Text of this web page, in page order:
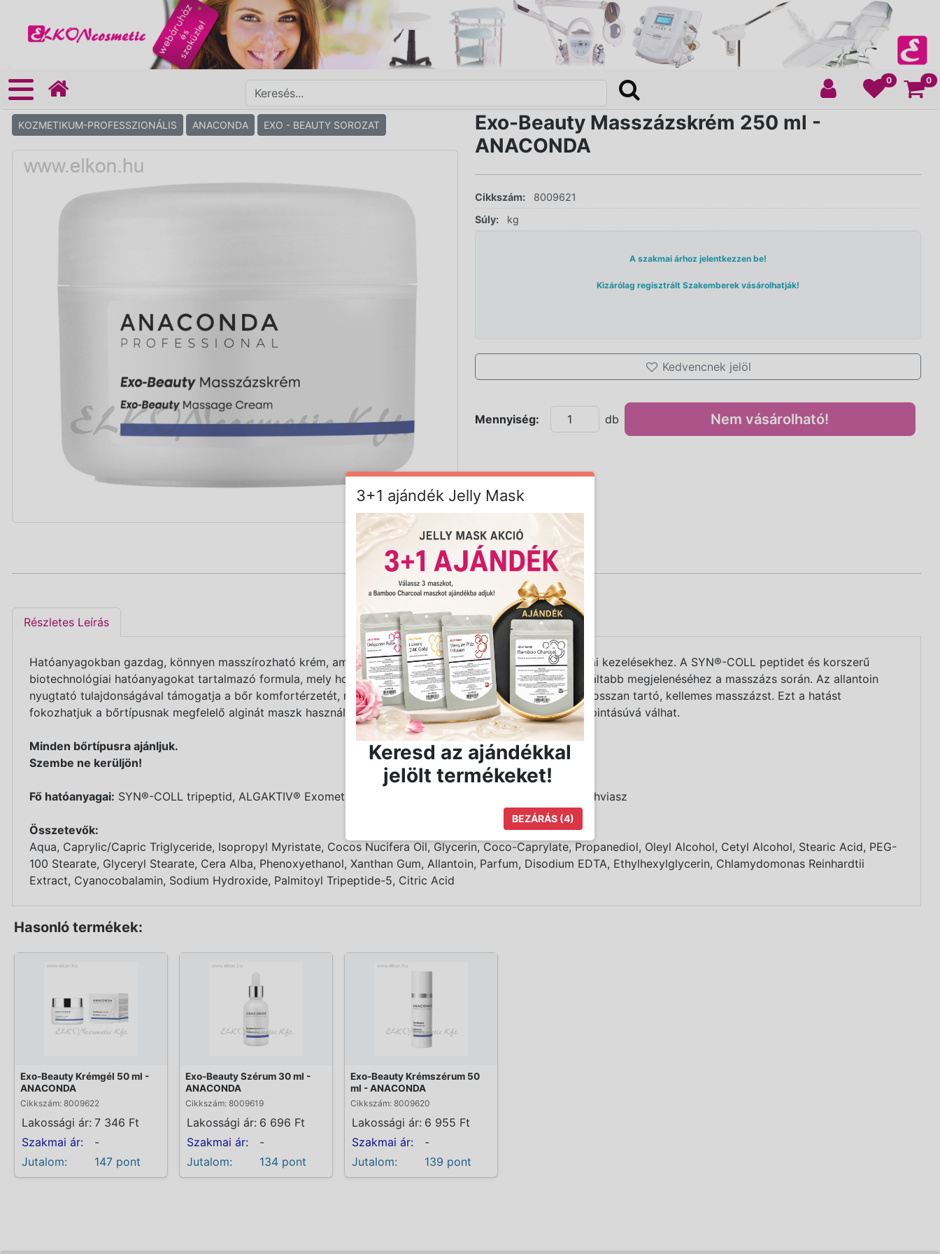
0 0
KOZMETIKUM-PROFESSZIONÁLIS ANACONDA EXO - BEAUTY SOROZAT
Exo-Beauty Masszázskrém 250 ml -
ANACONDA
Cikkszám:
8009621
Súly:
kg
A szakmai árhoz jelentkezzen be!
Kizárólag regisztrált Szakemberek vásárolhatják!
Kedvencnek jelöl
Mennyiség: db Nem vásárolható!
Részletes Leírás
Hatóanyagokban gazdag, könnyen masszírozható krém, amely ideális választás professzionális kozmetikai kezelésekhez. A SYN®-COLL peptidet és korszerű
biotechnológiai hatóanyagokat tartalmazó formula, mely hozzájárulhat a bőr simább, feszesebb és hidratáltabb megjelenéséhez a masszázs során. Az allantoin
nyugtató tulajdonságával támogatja a bőr komfortérzetét, míg a növényi olajok és emolliensek segítik a hosszan tartó, kellemes masszázst. Ezt a hatást
fokozhatjuk a bőrtípusnak megfelelő alginát maszk használatával. A bőr selymes, ápolt és hidratáltabb tapintásúvá válhat.
Minden bőrtípusra ajánljuk.
Szembe ne kerüljön!
Fő hatóanyagai: SYN®-COLL tripeptid, ALGAKTIV® ExometicsTM G, B12-vitamin, Allantoin, Kókuszolaj, Méhviasz
Összetevők:
Aqua, Caprylic/Capric Triglyceride, Isopropyl Myristate, Cocos Nucifera Oil, Glycerin, Coco-Caprylate, Propanediol, Oleyl Alcohol, Cetyl Alcohol, Stearic Acid, PEG-
100 Stearate, Glyceryl Stearate, Cera Alba, Phenoxyethanol, Xanthan Gum, Allantoin, Parfum, Disodium EDTA, Ethylhexylglycerin, Chlamydomonas Reinhardtii
Extract, Cyanocobalamin, Sodium Hydroxide, Palmitoyl Tripeptide-5, Citric Acid
Hasonló termékek:
Exo-Beauty Krémgél 50 ml -
ANACONDA
Cikkszám: 8009622
Lakossági ár: 7 346 Ft
Szakmai ár:
-
Jutalom:
147 pont
Exo-Beauty Szérum 30 ml -
ANACONDA
Cikkszám: 8009619
Lakossági ár: 6 696 Ft
Szakmai ár:
-
Jutalom:
134 pont
Exo-Beauty Krémszérum 50
ml - ANACONDA
Cikkszám: 8009620
Lakossági ár: 6 955 Ft
Szakmai ár:
-
Jutalom:
139 pont
3+1 ajándék Jelly Mask
Keresd az ajándékkal
jelölt termékeket!
BEZÁRÁS (4)